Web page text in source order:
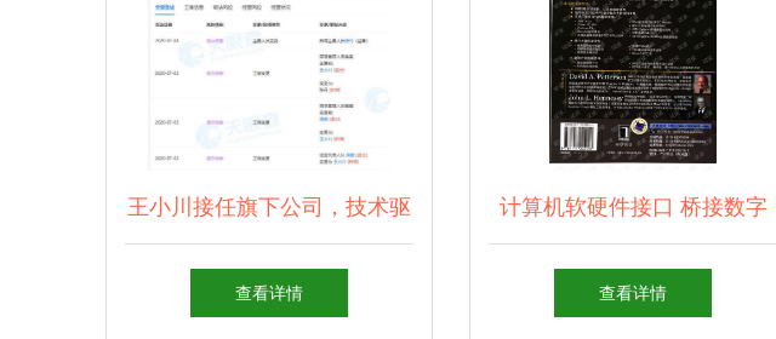
王小川接任旗下公司，技术驱
动战略升级
查看详情
计算机软硬件接口 桥接数字
与物理世界的技术密钥
查看详情